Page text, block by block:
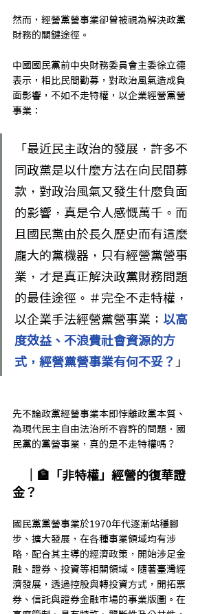
然而，經營黨營事業卻曾被視為解決政黨
財務的關鍵途徑。
中國國民黨前中央財務委員會主委徐立德
表示，相比民間勸募，對政治風氣造成負
面影響，不如不走特權，以企業經營黨營
事業：
「最近民主政治的發展，許多不
同政黨是以什麼方法在向民間募
款，對政治風氣又發生什麼負面
的影響，真是令人感慨萬千。而
且國民黨由於長久歷史而有這麼
龐大的黨機器，只有經營黨營事
業，才是真正解決政黨財務問題
的最佳途徑。＃完全不走特權，
以企業手法經營黨營事業； 以高
度效益、不浪費社會資源的方
式，經營黨營事業有何不妥？ 」
先不論政黨經營事業本即悖離政黨本質、
為現代民主自由法治所不容許的問題．國
民黨的黨營事業，真的是不走特權嗎？
｜🏦「非特權」經營的復華證
金？
國民黨黨營事業於1970年代逐漸站穩腳
步、擴大發展，在各種事業領域均有涉
略，配合其主導的經濟政策，開始涉足金
融、證券、投資等相關領域。隨著臺灣經
濟發展，透過控股與轉投資方式，開拓票
券、信託與證券金融市場的事業版圖。在